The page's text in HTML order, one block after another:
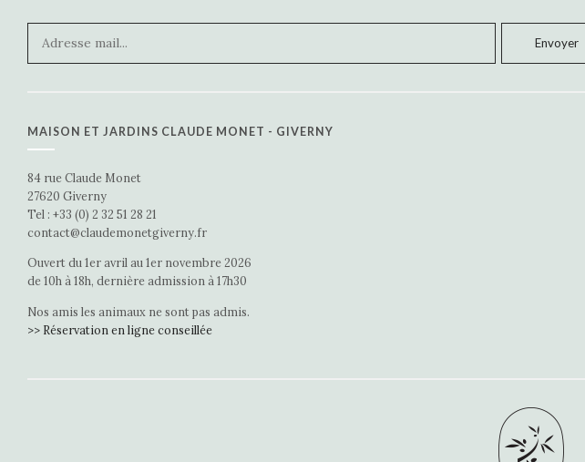
MAISON ET JARDINS CLAUDE MONET - GIVERNY
84 rue Claude Monet
27620 Giverny
Tel : +33 (0) 2 32 51 28 21
contact@claudemonetgiverny.fr
Ouvert du 1er avril au 1er novembre 2026
de 10h à 18h, dernière admission à 17h30
Nos amis les animaux ne sont pas admis.
>> Réservation en ligne conseillée